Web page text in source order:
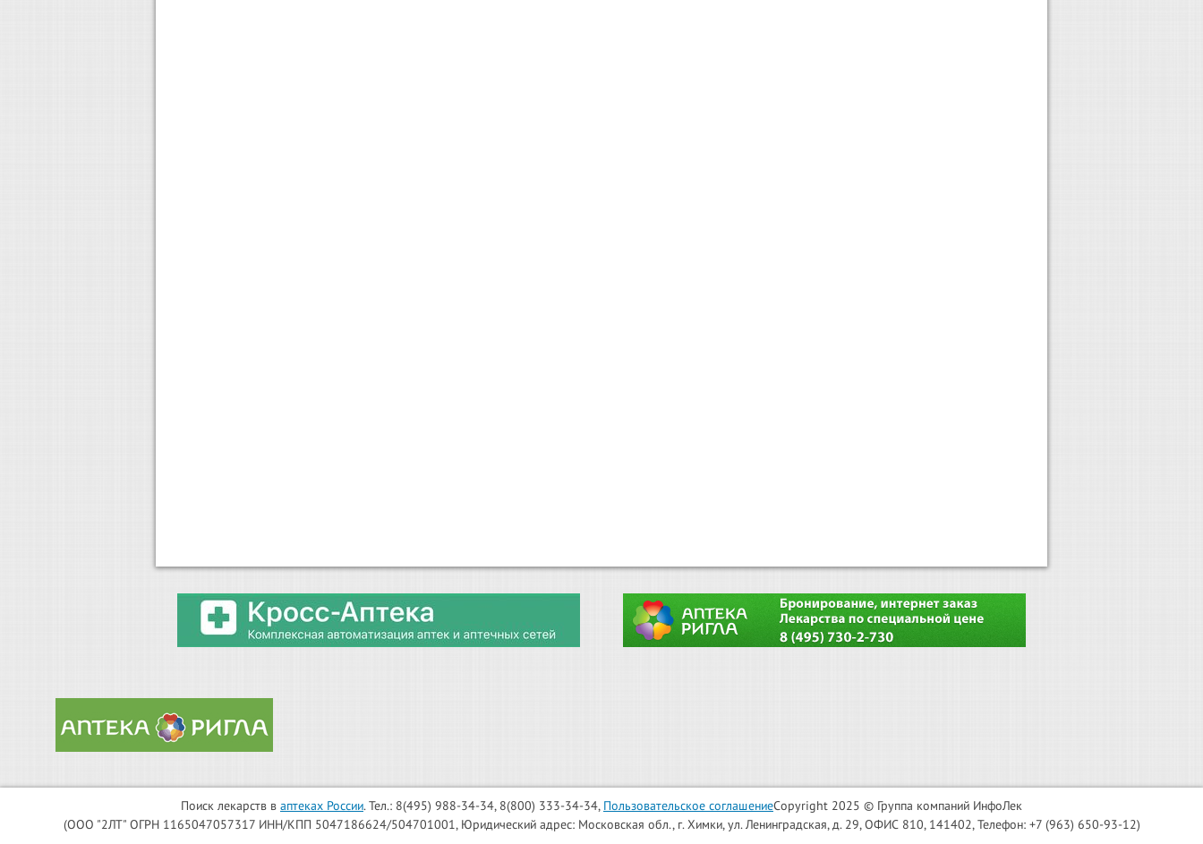
Поиск лекарств в аптеках России. Тел.: 8(495) 988-34-34, 8(800) 333-34-34, Пользовательское соглашениеCopyright 2025 © Группа компаний ИнфоЛек
(ООО "2ЛТ" ОГРН 1165047057317 ИНН/КПП 5047186624/504701001, Юридический адрес: Московская обл., г. Химки, ул. Ленинградская, д. 29, ОФИС 810, 141402, Телефон: +7 (963) 650-93-12)